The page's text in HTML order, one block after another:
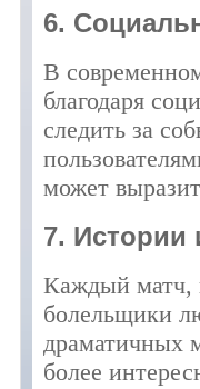
6.
В
благодаря
следить за
может
7. Истории
Каждый матч,
болельщики
драматичных
более